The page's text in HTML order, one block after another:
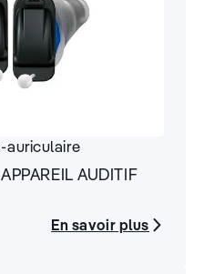
auriculaire
AUDITIF
En savoir plus